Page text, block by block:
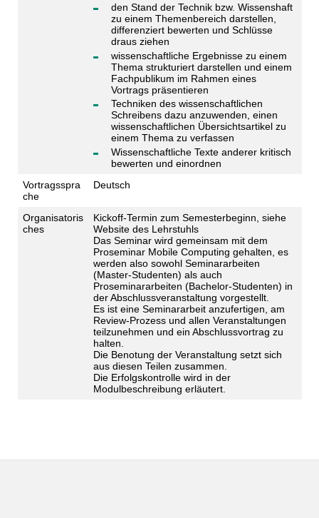
den Stand der Technik bzw. Wissenshaft
zu einem Themenbereich darstellen,
differenziert bewerten und Schlüsse
draus ziehen
wissenschaftliche Ergebnisse zu einem
Thema strukturiert darstellen und einem
Fachpublikum im Rahmen eines
Vortrags präsentieren
Techniken des wissenschaftlichen
Schreibens dazu anzuwenden, einen
wissenschaftlichen Übersichtsartikel zu
einem Thema zu verfassen
Wissenschaftliche Texte anderer kritisch
bewerten und einordnen
Vortragsspra
che
Deutsch
Organisatoris
ches
Kickoff-Termin zum Semesterbeginn, siehe
Website des Lehrstuhls
Das Seminar wird gemeinsam mit dem
Proseminar Mobile Computing gehalten, es
werden also sowohl Seminararbeiten
(Master-Studenten) als auch
Proseminararbeiten (Bachelor-Studenten) in
der Abschlussveranstaltung vorgestellt.
Es ist eine Seminararbeit anzufertigen, am
Review-Prozess und allen Veranstaltungen
teilzunehmen und ein Abschlussvortrag zu
halten.
Die Benotung der Veranstaltung setzt sich
aus diesen Teilen zusammen.
Die Erfolgskontrolle wird in der
Modulbeschreibung erläutert.